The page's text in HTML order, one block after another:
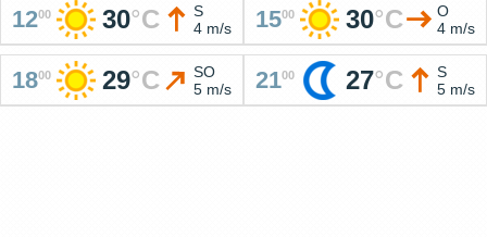
1200 30°C
S
4 m/s
1500 30°C
O
4 m/s
1800 29°C
SO
5 m/s
2100 27°C
S
5 m/s